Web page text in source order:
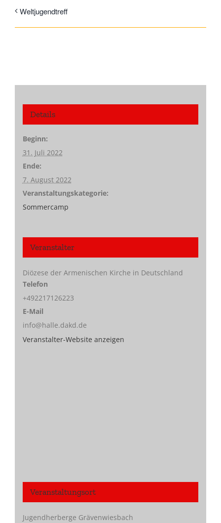
Weltjugendtreff
Details
Beginn:
31. Juli 2022
Ende:
7. August 2022
Veranstaltungskategorie:
Sommercamp
Veranstalter
Diözese der Armenischen Kirche in Deutschland
Telefon
+492217126223
E-Mail
info@halle.dakd.de
Veranstalter-Website anzeigen
Veranstaltungsort
Jugendherberge Grävenwiesbach